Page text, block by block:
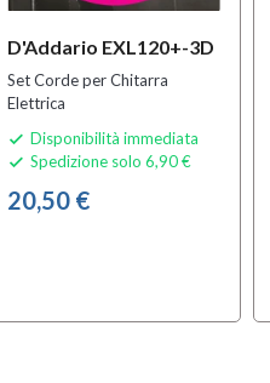
D'Addario EXL120+-3D
Set Corde per Chitarra
Elettrica
 Disponibilità immediata
 Spedizione solo 6,90 €
20,50 €